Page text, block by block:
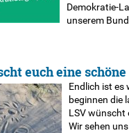
Demokratie-
unserem
euch eine
Endlich ist es
beginnen die
LSV wünscht
Wir sehen